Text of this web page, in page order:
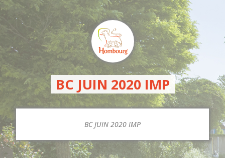
BC JUIN 2020 IMP
BC JUIN 2020 IMP